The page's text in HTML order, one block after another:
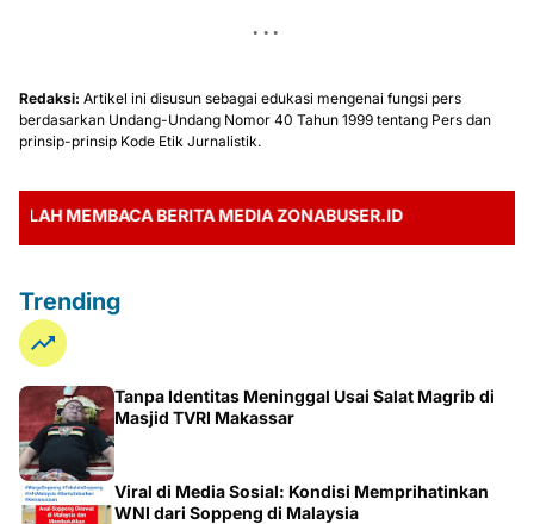
Redaksi: Artikel ini disusun sebagai edukasi mengenai fungsi pers
berdasarkan Undang-Undang Nomor 40 Tahun 1999 tentang Pers dan
prinsip-prinsip Kode Etik Jurnalistik.
MEMBACA BERITA MEDIA ZONABUSER.ID
Trending
Tanpa Identitas Meninggal Usai Salat Magrib di
Masjid TVRI Makassar
Viral di Media Sosial: Kondisi Memprihatinkan
WNI dari Soppeng di Malaysia